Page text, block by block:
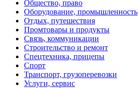
Общество, право
Оборудование, промышленность
Отдых, путешествия
Промтовары и продукты
Связь, коммуникации
Строительство и ремонт
Спецтехника, прицепы
Спорт
Транспорт, грузоперевозки
Услуги, сервис